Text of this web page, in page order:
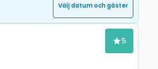
Välj datum och gäster
5